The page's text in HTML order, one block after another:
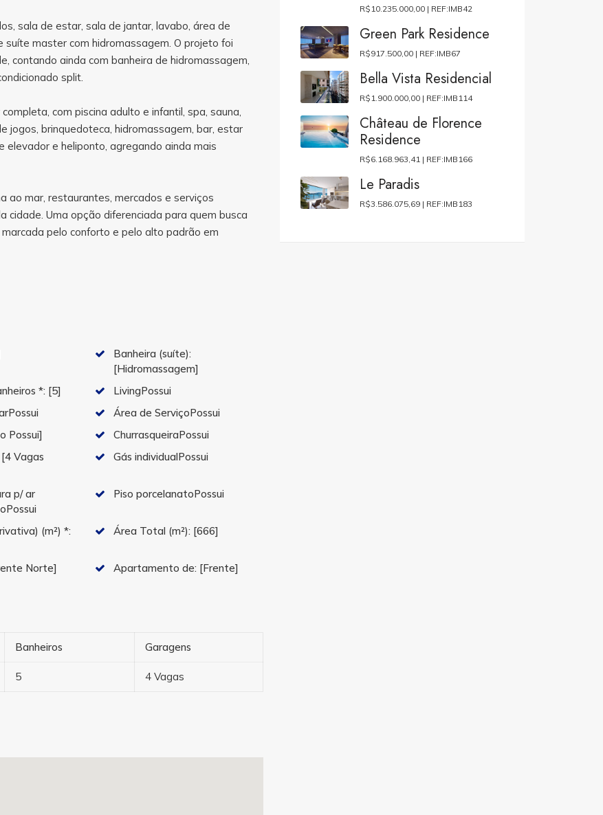
sala de estar, sala de jantar, lavabo, área de
master com hidromassagem. O projeto foi
contando ainda com banheira de hidromassagem,
split.
com piscina adulto e infantil, spa, sauna,
jogos, brinquedoteca, hidromassagem, bar, estar
elevador e heliponto, agregando ainda mais
ao mar, restaurantes, mercados e serviços
cidade. Uma opção diferenciada para quem busca
pelo conforto e pelo alto padrão em
Banheira (suíte):
[Hidromassagem]
*: [5]
LivingPossui
Área de ServiçoPossui
Possui]
ChurrasqueiraPossui
[4 Vagas
Gás individualPossui
p/ ar
Piso porcelanatoPossui
(m²) *:
Área Total (m²): [666]
Norte] Apartamento de: [Frente]
Banheiros Garagens
5 4 Vagas
R$10.235.000,00 | REF:IMB42
Green Park Residence
R$917.500,00 | REF:IMB67
Bella Vista Residencial
R$1.900.000,00 | REF:IMB114
Château de Florence
Residence
R$6.168.963,41 | REF:IMB166
Le Paradis
R$3.586.075,69 | REF:IMB183